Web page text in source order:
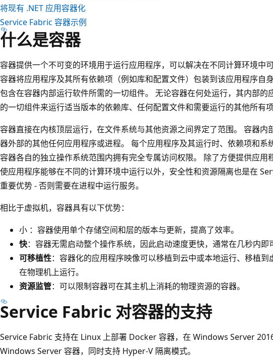
将现有 .NET 应用容器化
Service Fabric 容器示例
什么是容器
容器提供一个不可变的环境用于运行应用程序，可以解决在不同计算环境中
容器将应用程序及其所有依赖项（例如库和配置文件）包装到该应用程序自
包含在容器内部运行软件所需的一切组件。 无论容器在何处运行，其内部的
的一切组件来运行适当版本的依赖库、任何配置文件和需要运行的其他所有项
容器直接在内核顶层运行，在文件系统与其他资源之间界定了范围。 容器内
器外部的其他任何应用程序或进程。 每个应用程序及其运行时、依赖项和系
容器各自的独立操作系统范围内拥有完全专属访问权限。 除了方便提供应用
使应用程序能够在不同的计算环境中运行以外，安全性和资源隔离也是在
重要优势 - 否则需要在进程中运行服务。
相比于虚拟机，容器具有以下优势：
小 ：容器使用单个存储空间和层的版本与更新，提高了效率。
快：容器无需启动整个操作系统，因此启动速度更快，通常在几秒内即
可移植性：容器化的应用程序映像可以移植到云中或本地运行、移植
在物理机上运行。
资源监管：可以限制容器可在其主机上消耗的物理资源的容器。
Service Fabric 对容器的支持
Service Fabric 支持在 Linux 上部署 Docker 容器，在 Windows Server
Windows Server 容器，同时支持 Hyper-V 隔离模式。